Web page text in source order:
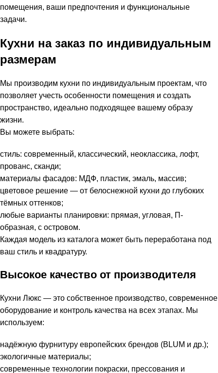
помещения, ваши предпочтения и функциональные
задачи.
Кухни на заказ по индивидуальным
размерам
Мы производим кухни по индивидуальным проектам, что
позволяет учесть особенности помещения и создать
пространство, идеально подходящее вашему образу
жизни.
Вы можете выбрать:
стиль: современный, классический, неоклассика, лофт,
прованс, сканди;
материалы фасадов: МДФ, пластик, эмаль, массив;
цветовое решение — от белоснежной кухни до глубоких
тёмных оттенков;
любые варианты планировки: прямая, угловая, П-
образная, с островом.
Каждая модель из каталога может быть переработана под
ваш стиль и квадратуру.
Высокое качество от производителя
Кухни Люкс — это собственное производство, современное
оборудование и контроль качества на всех этапах. Мы
используем:
надёжную фурнитуру европейских брендов (BLUM и др.);
экологичные материалы;
современные технологии покраски, прессования и